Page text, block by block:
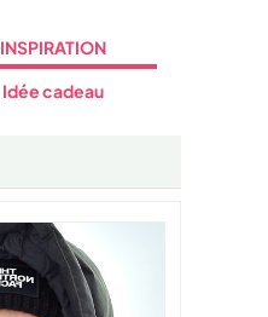
INSPIRATION
Idée cadeau